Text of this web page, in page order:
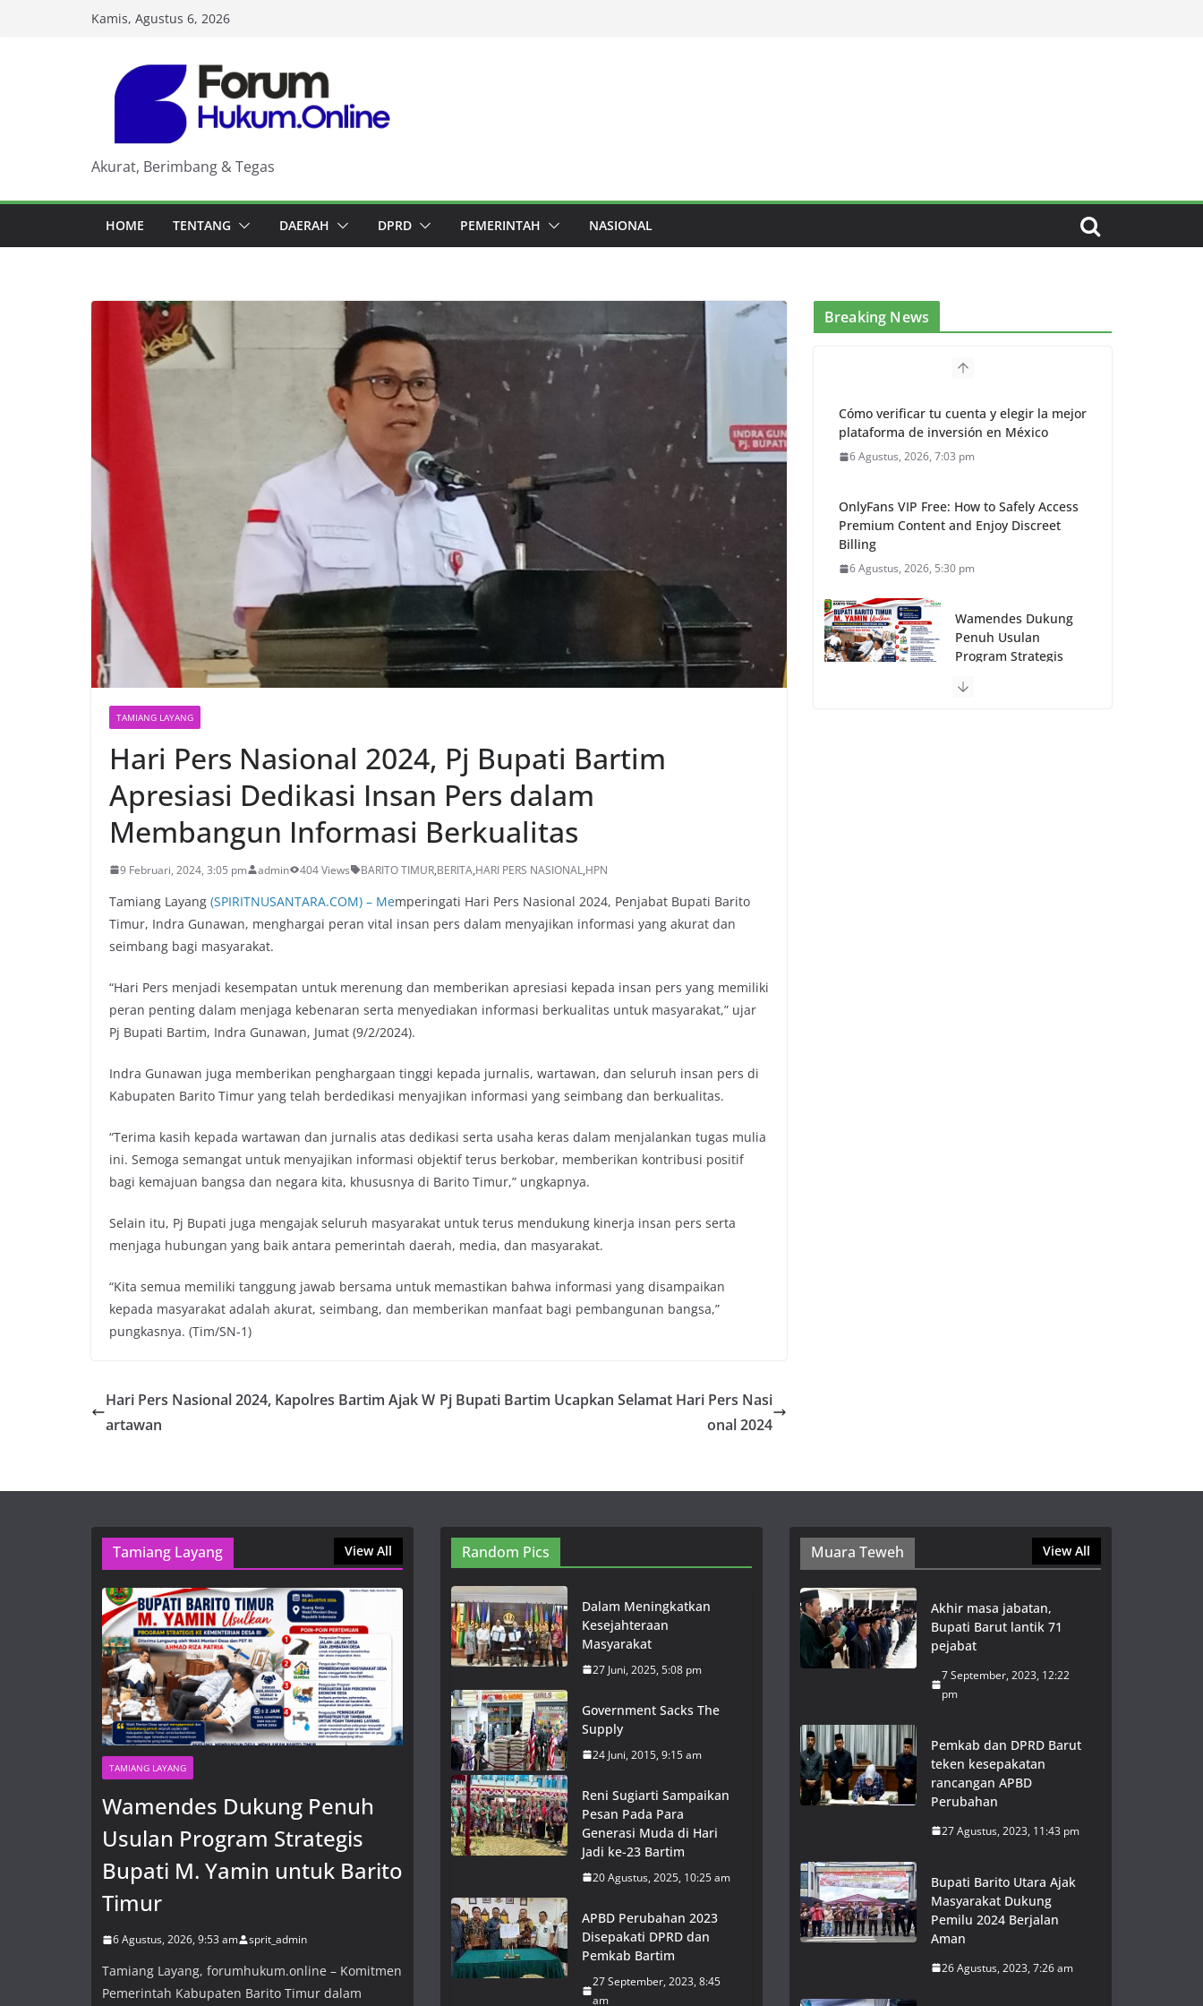
Kamis, Agustus 6, 2026
Akurat, Berimbang & Tegas
HOME TENTANG DAERAH DPRD PEMERINTAH NASIONAL
TAMIANG LAYANG
Hari Pers Nasional 2024, Pj Bupati Bartim
Apresiasi Dedikasi Insan Pers dalam
Membangun Informasi Berkualitas
9 Februari, 2024, 3:05 pm admin 404 Views BARITO TIMUR,BERITA,HARI PERS NASIONAL,HPN
Tamiang Layang (SPIRITNUSANTARA.COM) – Memperingati Hari Pers Nasional 2024, Penjabat Bupati Barito
Timur, Indra Gunawan, menghargai peran vital insan pers dalam menyajikan informasi yang akurat dan
seimbang bagi masyarakat.
“Hari Pers menjadi kesempatan untuk merenung dan memberikan apresiasi kepada insan pers yang memiliki
peran penting dalam menjaga kebenaran serta menyediakan informasi berkualitas untuk masyarakat,” ujar
Pj Bupati Bartim, Indra Gunawan, Jumat (9/2/2024).
Indra Gunawan juga memberikan penghargaan tinggi kepada jurnalis, wartawan, dan seluruh insan pers di
Kabupaten Barito Timur yang telah berdedikasi menyajikan informasi yang seimbang dan berkualitas.
“Terima kasih kepada wartawan dan jurnalis atas dedikasi serta usaha keras dalam menjalankan tugas mulia
ini. Semoga semangat untuk menyajikan informasi objektif terus berkobar, memberikan kontribusi positif
bagi kemajuan bangsa dan negara kita, khususnya di Barito Timur,” ungkapnya.
Selain itu, Pj Bupati juga mengajak seluruh masyarakat untuk terus mendukung kinerja insan pers serta
menjaga hubungan yang baik antara pemerintah daerah, media, dan masyarakat.
“Kita semua memiliki tanggung jawab bersama untuk memastikan bahwa informasi yang disampaikan
kepada masyarakat adalah akurat, seimbang, dan memberikan manfaat bagi pembangunan bangsa,”
pungkasnya. (Tim/SN-1)
Hari Pers Nasional 2024, Kapolres Bartim Ajak W
artawan
Pj Bupati Bartim Ucapkan Selamat Hari Pers Nasi
onal 2024
Breaking News
Cómo verificar tu cuenta y elegir la mejor
plataforma de inversión en México
6 Agustus, 2026, 7:03 pm
OnlyFans VIP Free: How to Safely Access
Premium Content and Enjoy Discreet
Billing
6 Agustus, 2026, 5:30 pm
Wamendes Dukung
Penuh Usulan
Program Strategis
untuk Barito Timur
Tamiang Layang View All
TAMIANG LAYANG
Wamendes Dukung Penuh
Usulan Program Strategis
Bupati M. Yamin untuk Barito
Timur
6 Agustus, 2026, 9:53 am sprit_admin
Tamiang Layang, forumhukum.online – Komitmen
Pemerintah Kabupaten Barito Timur dalam
Random Pics
Dalam Meningkatkan
Kesejahteraan
Masyarakat
27 Juni, 2025, 5:08 pm
Government Sacks The
Supply
24 Juni, 2015, 9:15 am
Reni Sugiarti Sampaikan
Pesan Pada Para
Generasi Muda di Hari
Jadi ke-23 Bartim
20 Agustus, 2025, 10:25 am
APBD Perubahan 2023
Disepakati DPRD dan
Pemkab Bartim
27 September, 2023, 8:45
am
Muara Teweh View All
Akhir masa jabatan,
Bupati Barut lantik 71
pejabat
7 September, 2023, 12:22
pm
Pemkab dan DPRD Barut
teken kesepakatan
rancangan APBD
Perubahan
27 Agustus, 2023, 11:43 pm
Bupati Barito Utara Ajak
Masyarakat Dukung
Pemilu 2024 Berjalan
Aman
26 Agustus, 2023, 7:26 am